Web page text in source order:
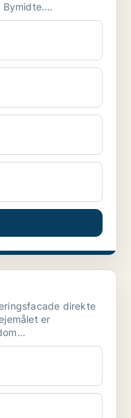
Bymidte.
direkte
er